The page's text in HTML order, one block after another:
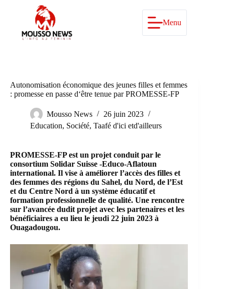
Menu
Autonomisation économique des jeunes filles et femmes
: promesse en passe d‘être tenue par PROMESSE-FP
Mousso News
26 juin 2023
Education, Société, Taafé d'ici etd'ailleurs
PROMESSE-FP est un projet conduit par le
consortium Solidar Suisse -Educo-Aflatoun
international. Il vise à améliorer l’accès des filles et
des femmes des régions du Sahel, du Nord, de l’Est
et du Centre Nord à un système éducatif et
formation professionnelle de qualité. Une rencontre
sur l’avancée dudit projet avec les partenaires et les
bénéficiaires a eu lieu le jeudi 22 juin 2023 à
Ouagadougou.